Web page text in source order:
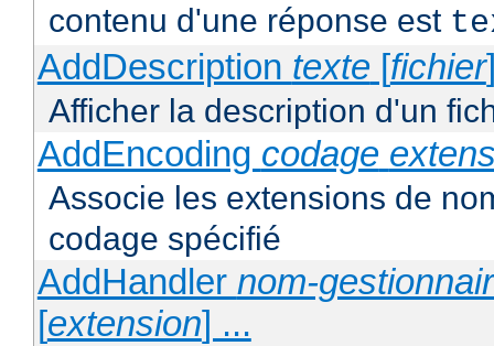
contenu d'une réponse est
AddDescription texte [fichier
Afficher la description d'un
AddEncoding codage
Associe les extensions de
codage spécifié
AddHandler nom-
[extension] ...